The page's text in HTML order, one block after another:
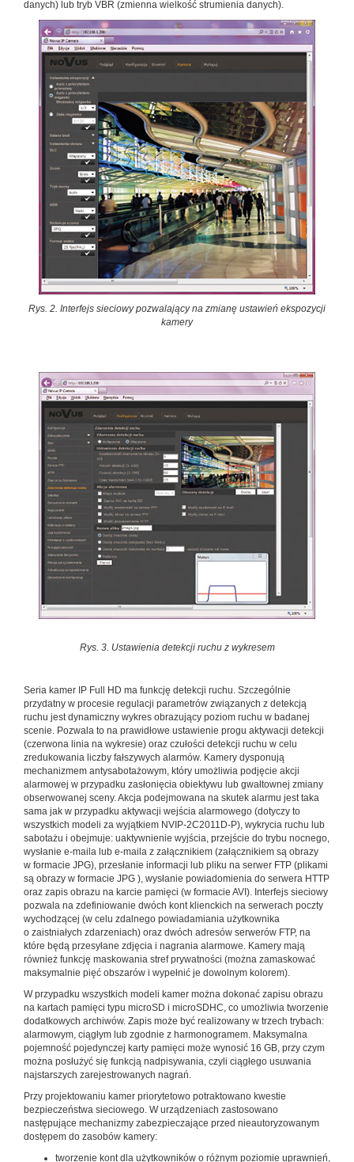
danych) lub tryb VBR (zmienna wielkość strumienia danych).
Rys. 2. Interfejs sieciowy pozwalający na zmianę ustawień ekspozycji
kamery
Rys. 3. Ustawienia detekcji ruchu z wykresem
Seria kamer IP Full HD ma funkcję detekcji ruchu. Szczególnie
przydatny w procesie regulacji parametrów związanych z detekcją
ruchu jest dynamiczny wykres obrazujący poziom ruchu w badanej
scenie. Pozwala to na prawidłowe ustawienie progu aktywacji detekcji
(czerwona linia na wykresie) oraz czułości detekcji ruchu w celu
zredukowania liczby fałszywych alarmów. Kamery dysponują
mechanizmem antysabotażowym, który umożliwia podjęcie akcji
alarmowej w przypadku zasłonięcia obiektywu lub gwałtownej zmiany
obserwowanej sceny. Akcja podejmowana na skutek alarmu jest taka
sama jak w przypadku aktywacji wejścia alarmowego (dotyczy to
wszystkich modeli za wyjątkiem NVIP-2C2011D-P), wykrycia ruchu lub
sabotażu i obejmuje: uaktywnienie wyjścia, przejście do trybu nocnego,
wysłanie e-maila lub e-maila z załącznikiem (załącznikiem są obrazy
w formacie JPG), przesłanie informacji lub pliku na serwer FTP (plikami
są obrazy w formacie JPG ), wysłanie powiadomienia do serwera HTTP
oraz zapis obrazu na karcie pamięci (w formacie AVI). Interfejs sieciowy
pozwala na zdefiniowanie dwóch kont klienckich na serwerach poczty
wychodzącej (w celu zdalnego powiadamiania użytkownika
o zaistniałych zdarzeniach) oraz dwóch adresów serwerów FTP, na
które będą przesyłane zdjęcia i nagrania alarmowe. Kamery mają
również funkcję maskowania stref prywatności (można zamaskować
maksymalnie pięć obszarów i wypełnić je dowolnym kolorem).
W przypadku wszystkich modeli kamer można dokonać zapisu obrazu
na kartach pamięci typu microSD i microSDHC, co umożliwia tworzenie
dodatkowych archiwów. Zapis może być realizowany w trzech trybach:
alarmowym, ciągłym lub zgodnie z harmonogramem. Maksymalna
pojemność pojedynczej karty pamięci może wynosić 16 GB, przy czym
można posłużyć się funkcją nadpisywania, czyli ciągłego usuwania
najstarszych zarejestrowanych nagrań.
Przy projektowaniu kamer priorytetowo potraktowano kwestie
bezpieczeństwa sieciowego. W urządzeniach zastosowano
następujące mechanizmy zabezpieczające przed nieautoryzowanym
dostępem do zasobów kamery:
tworzenie kont dla użytkowników o różnym poziomie uprawnień,